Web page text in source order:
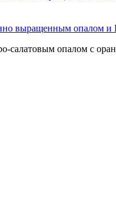
выращенным опалом
салатовым опалом с